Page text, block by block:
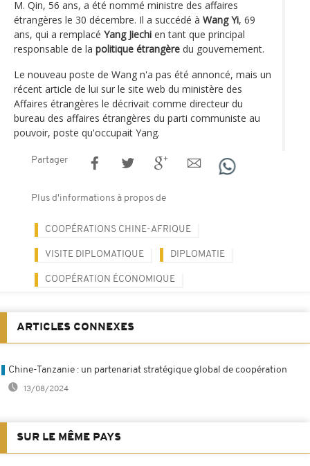
M. Qin, 56 ans, a été nommé ministre des affaires
étrangères le 30 décembre. Il a succédé à Wang Yi, 69
ans, qui a remplacé Yang Jiechi en tant que principal
responsable de la politique étrangère du gouvernement.
Le nouveau poste de Wang n'a pas été annoncé, mais un
récent article de lui sur le site web du ministère des
Affaires étrangères le décrivait comme directeur du
bureau des affaires étrangères du parti communiste au
pouvoir, poste qu'occupait Yang.
Partager
Plus d'informations à propos de
COOPÉRATIONS CHINE-AFRIQUE
VISITE DIPLOMATIQUE DIPLOMATIE
COOPÉRATION ÉCONOMIQUE
ARTICLES CONNEXES
Chine-Tanzanie : un partenariat stratégique global de coopération
13/08/2024
SUR LE MÊME PAYS